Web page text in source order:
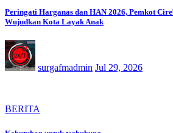
Peringati Harganas dan HAN 2026, Pemkot
Wujudkan Kota Layak Anak
surgafmadmin Jul 29, 2026
BERITA